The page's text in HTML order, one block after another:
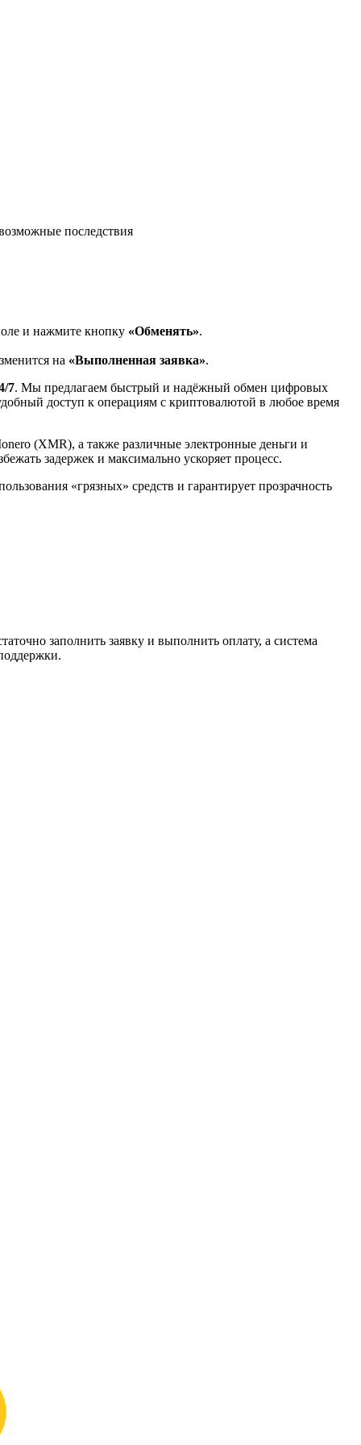
последствия
и нажмите кнопку «Обменять».
на «Выполненная заявка».
7. Мы предлагаем быстрый и надёжный обмен цифровых
доступ к операциям с криптовалютой в любое время
(XMR), а также различные электронные деньги и
задержек и максимально ускоряет процесс.
«грязных» средств и гарантирует прозрачность
заполнить заявку и выполнить оплату, а система